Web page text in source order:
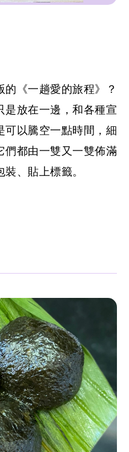
的《一趟愛的旅程》？
是放在一邊，和各種宣
可以騰空一點時間，細
們都由一雙又一雙佈滿
、貼上標籤。